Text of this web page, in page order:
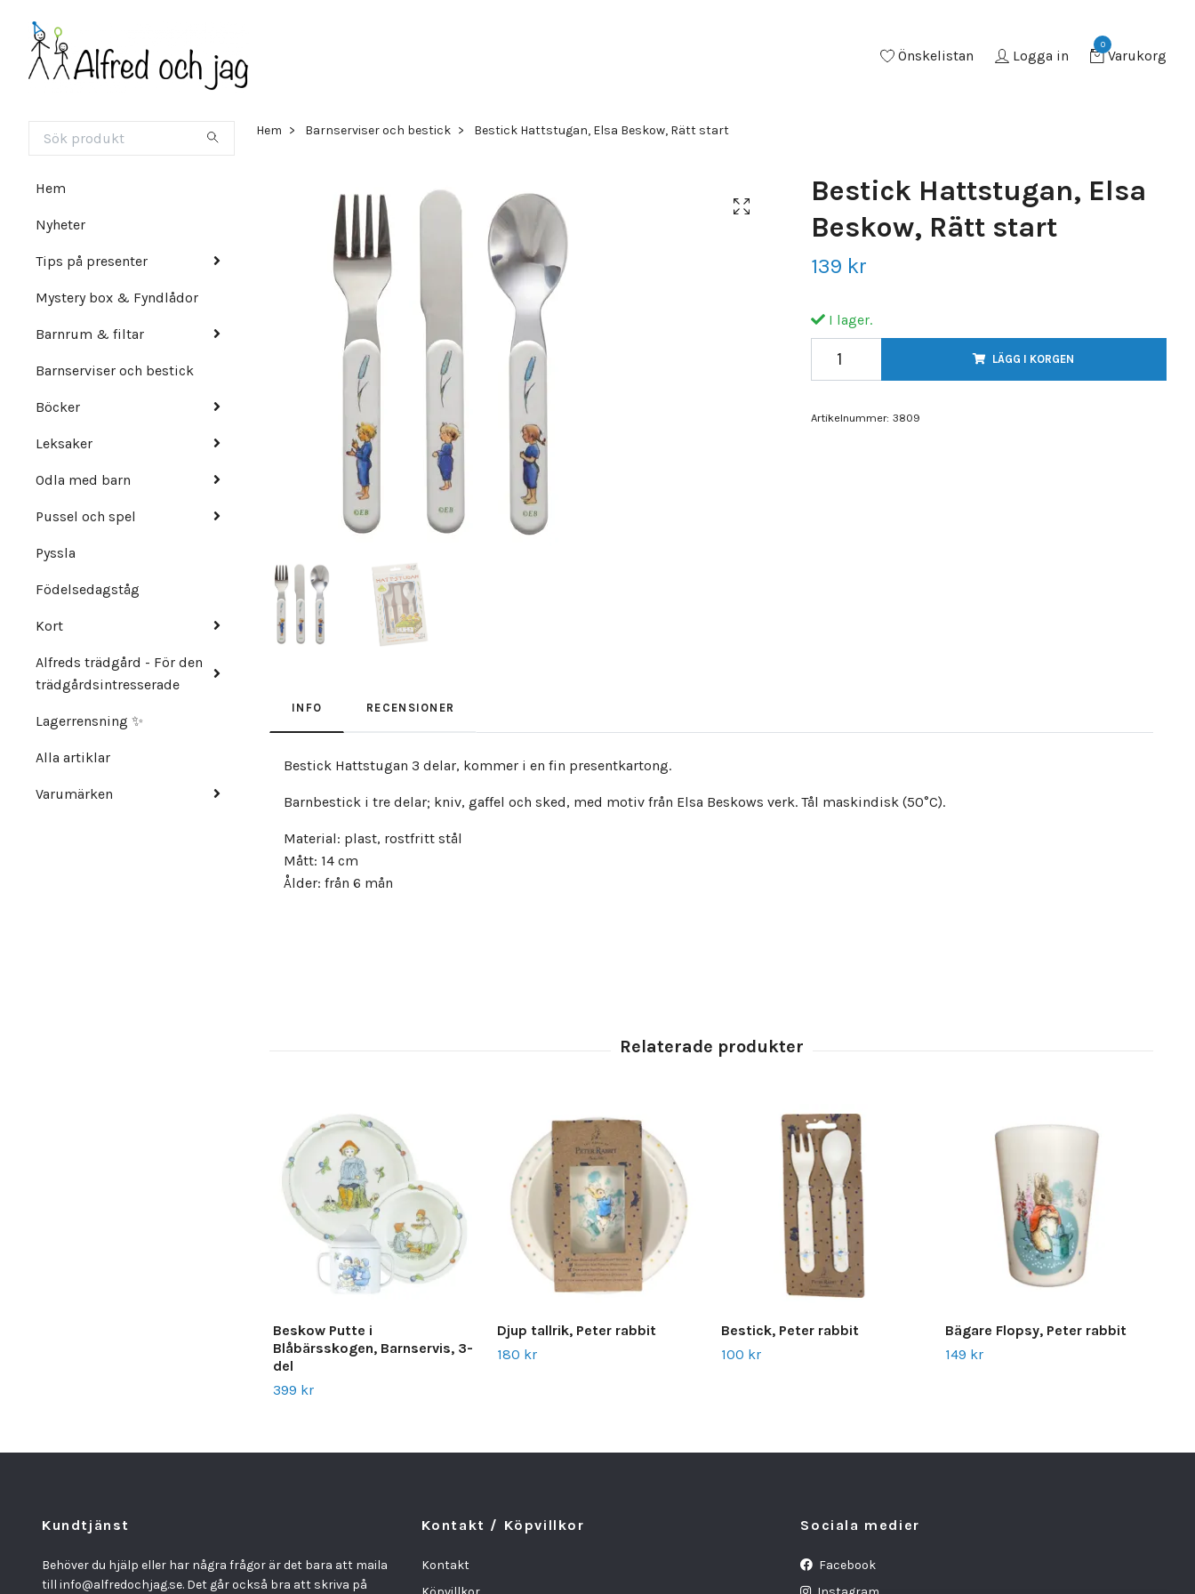
Önskelistan Logga in
0
Varukorg
Hem
Nyheter
Tips på presenter
Mystery box & Fyndlådor
Barnrum & filtar
Barnserviser och bestick
Böcker
Leksaker
Odla med barn
Pussel och spel
Pyssla
Födelsedagståg
Kort
Alfreds trädgård - För den
trädgårdsintresserade
Lagerrensning ✨
Alla artiklar
Varumärken
Hem Barnserviser och bestick Bestick Hattstugan, Elsa Beskow, Rätt start
Bestick Hattstugan, Elsa
Beskow, Rätt start
139 kr
I lager.
LÄGG I KORGEN
Artikelnummer: 3809
INFO RECENSIONER
Bestick Hattstugan 3 delar, kommer i en fin presentkartong.
Barnbestick i tre delar; kniv, gaffel och sked, med motiv från Elsa Beskows verk. Tål maskindisk (50°C).
Material: plast, rostfritt stål
Mått: 14 cm
Ålder: från 6 mån
Beskow Putte i
Blåbärsskogen, Barnservis, 3-
del
399 kr
Djup tallrik, Peter rabbit
180 kr
Bestick, Peter rabbit
100 kr
Bägare Flopsy, Peter rabbit
149 kr
Kundtjänst
Behöver du hjälp eller har några frågor är det bara att maila
till info@alfredochjag.se. Det går också bra att skriva på
Kontakt / Köpvillkor
Kontakt
Sociala medier
Facebook